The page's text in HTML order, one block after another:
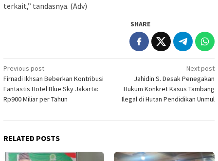
terkait,” tandasnya. (Adv)
SHARE
Post
navigation
Previous post
Firnadi Ikhsan Beberkan Kontribusi
Fantastis Hotel Blue Sky Jakarta:
Rp900 Miliar per Tahun
Next post
Jahidin S. Desak Penegakan
Hukum Konkret Kasus Tambang
Ilegal di Hutan Pendidikan Unmul
RELATED POSTS